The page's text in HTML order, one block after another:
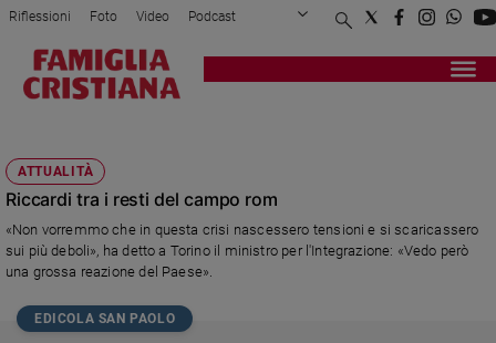
Attualità
Politica
Mondo
Economia
Legalità
giustizia
Sport
Riflessioni Foto Video Podcast
Privacy Policy Chi siamo
Registrati Redazione
ATTUALITÀ
Riccardi tra i resti del campo rom
«Non vorremmo che in questa crisi nascessero tensioni e si scaricassero
sui più deboli», ha detto a Torino il ministro per l'Integrazione: «Vedo però
una grossa reazione del Paese».
EDICOLA SAN PAOLO